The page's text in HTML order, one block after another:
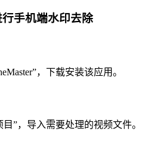
手机端水印去除
，下载安装该应用。
”，导入需要处理的视频文件。